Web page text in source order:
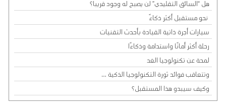
هل “السائق التقليدي” لن يصبح له وجود قريبا؟
نحو مستقبل أكثر ذكاءً
سيارات أجرة ذاتية القيادة بأحدث التقنيات
رحلة أكثر أمانًا واستدامة وذكاءًا
لمحة عن تكنولوجيا الغد
وتتعاقب فوائد ثورة التكنولوجيا الذكية …
وكيف سيبدو هذا المستقبل؟